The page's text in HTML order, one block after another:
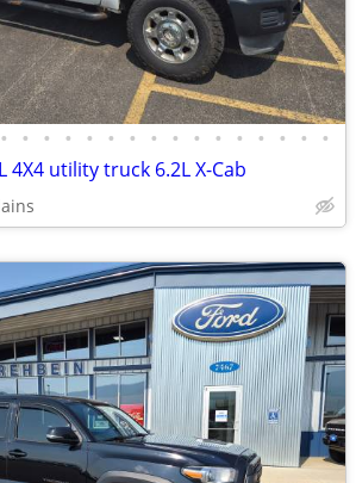
• • • • • • • • • • • • • • • •
4X4 utility truck 6.2L X-Cab